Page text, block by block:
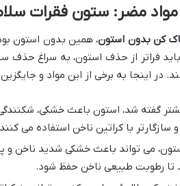
مواد مضر: ستون فقرات
کن بدون استون، همین بدون استون
فراتر از حذف استون، به سراغ حذف
در اینجا به برخی از این مواد و
گفته شد، استون باعث خشکی،
سازگارتر با کراتین ناخن استفاده می
استون، می تواند باعث خشکی شدید
تا رطوبت طبیعی ناخن حفظ شود.